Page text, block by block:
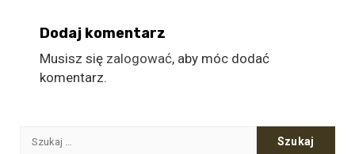
Dodaj komentarz
Musisz się zalogować, aby móc dodać
komentarz.
Szukaj: